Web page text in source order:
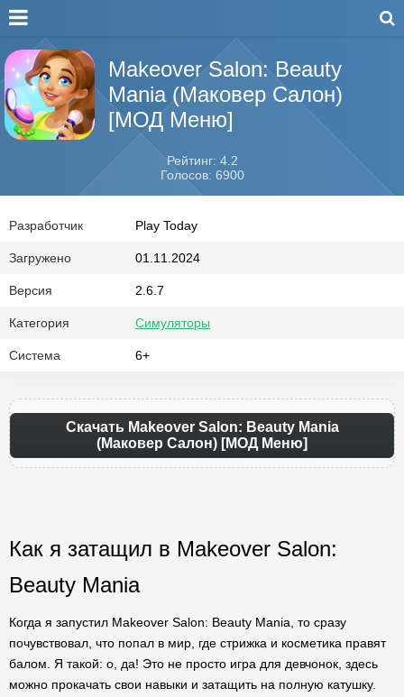
Makeover Salon: Beauty
Mania (Маковер Салон)
[МОД Меню]
Рейтинг: 4.2
Голосов: 6900
Разработчик Play Today
Загружено 01.11.2024
Версия 2.6.7
Категория Симуляторы
Система 6+
Скачать Makeover Salon: Beauty Mania
(Маковер Салон) [МОД Меню]
Как я затащил в Makeover Salon:
Beauty Mania
Когда я запустил Makeover Salon: Beauty Mania, то сразу
почувствовал, что попал в мир, где стрижка и косметика правят
балом. Я такой: о, да! Это не просто игра для девчонок, здесь
можно прокачать свои навыки и затащить на полную катушку.